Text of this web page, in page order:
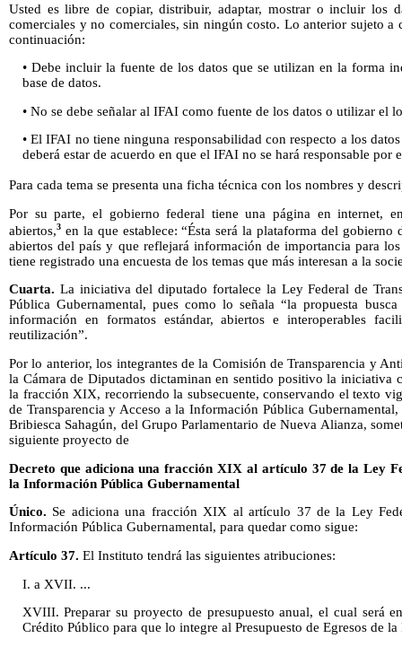
Usted es libre de copiar, distribuir, adaptar, mostrar o incluir los
comerciales y no comerciales, sin ningún costo. Lo anterior sujeto a
continuación:
• Debe incluir la fuente de los datos que se utilizan en la forma
base de datos.
• No se debe señalar al IFAI como fuente de los datos o utilizar el
• El IFAI no tiene ninguna responsabilidad con respecto a los
deberá estar de acuerdo en que el IFAI no se hará responsable por
Para cada tema se presenta una ficha técnica con los nombres y
Por su parte, el gobierno federal tiene una página en internet,
abiertos,3 en la que establece: “Ésta será la plataforma del gobierno
abiertos del país y que reflejará información de importancia para
tiene registrado una encuesta de los temas que más interesan a la
Cuarta. La iniciativa del diputado fortalece la Ley Federal de
Pública Gubernamental, pues como lo señala “la propuesta
información en formatos estándar, abiertos e interoperables
reutilización”.
Por lo anterior, los integrantes de la Comisión de Transparencia y
la Cámara de Diputados dictaminan en sentido positivo la iniciativa
la fracción XIX, recorriendo la subsecuente, conservando el texto
de Transparencia y Acceso a la Información Pública
Bribiesca Sahagún, del Grupo Parlamentario de Nueva Alianza,
siguiente proyecto de
Decreto que adiciona una fracción XIX al artículo 37 de la Ley
la Información Pública Gubernamental
Único. Se adiciona una fracción XIX al artículo 37 de la Ley
Información Pública Gubernamental, para quedar como sigue:
Artículo 37. El Instituto tendrá las siguientes atribuciones:
I. a XVII. ...
XVIII. Preparar su proyecto de presupuesto anual, el cual será
Crédito Público para que lo integre al Presupuesto de Egresos de la